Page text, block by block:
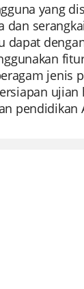
yang
dan
jenis
pendidikan